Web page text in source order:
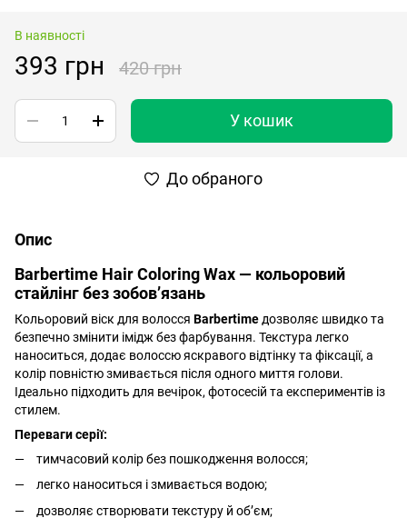
В наявності
393 грн 420 грн
У кошик
До обраного
Опис
Barbertime Hair Coloring Wax — кольоровий
стайлінг без зобов’язань
Кольоровий віск для волосся Barbertime дозволяє швидко та
безпечно змінити імідж без фарбування. Текстура легко
наноситься, додає волоссю яскравого відтінку та фіксації, а
колір повністю змивається після одного миття голови.
Ідеально підходить для вечірок, фотосесій та експериментів із
стилем.
Переваги серії:
тимчасовий колір без пошкодження волосся;
легко наноситься і змивається водою;
дозволяє створювати текстуру й об’єм;